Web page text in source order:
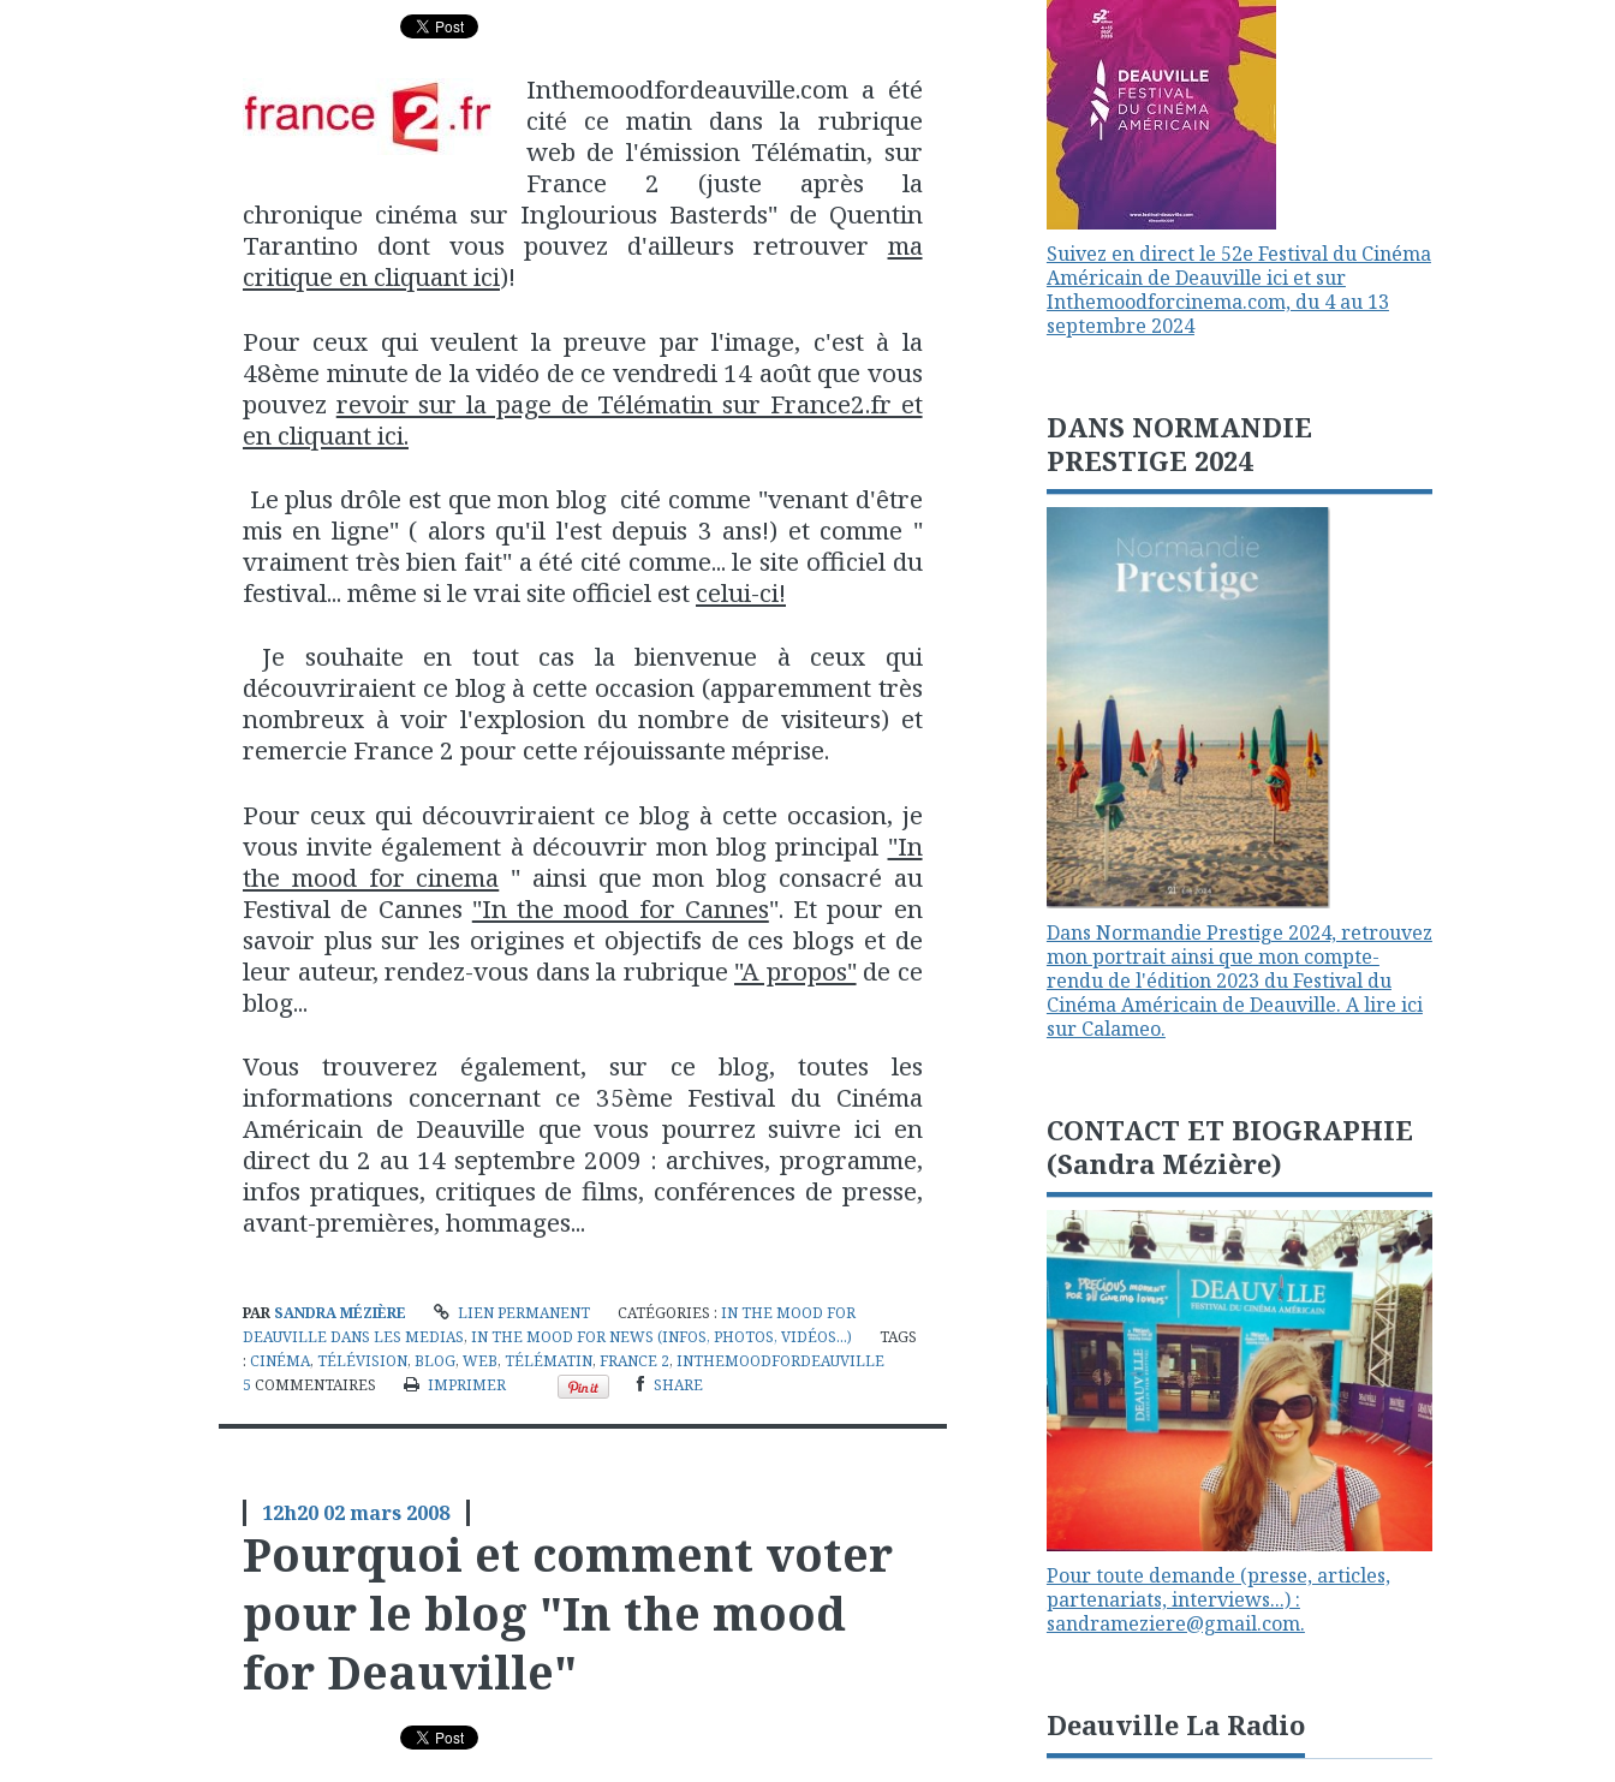
Inthemoodfordeauville.com a été
cité ce matin dans la rubrique
web de l'émission Télématin, sur
France 2 (juste après la
chronique cinéma sur Inglourious Basterds" de Quentin
Tarantino dont vous pouvez d'ailleurs retrouver ma
critique en cliquant ici)!
Pour ceux qui veulent la preuve par l'image, c'est à la
48ème minute de la vidéo de ce vendredi 14 août que vous
pouvez revoir sur la page de Télématin sur France2.fr et
en cliquant ici.
Le plus drôle est que mon blog cité comme "venant d'être
mis en ligne" ( alors qu'il l'est depuis 3 ans!) et comme "
vraiment très bien fait" a été cité comme... le site officiel du
festival... même si le vrai site officiel est celui-ci!
Je souhaite en tout cas la bienvenue à ceux qui
découvriraient ce blog à cette occasion (apparemment très
nombreux à voir l'explosion du nombre de visiteurs) et
remercie France 2 pour cette réjouissante méprise.
Pour ceux qui découvriraient ce blog à cette occasion, je
vous invite également à découvrir mon blog principal "In
the mood for cinema " ainsi que mon blog consacré au
Festival de Cannes "In the mood for Cannes". Et pour en
savoir plus sur les origines et objectifs de ces blogs et de
leur auteur, rendez-vous dans la rubrique "A propos"de ce
blog...
Vous trouverez également, sur ce blog, toutes les
informations concernant ce 35ème Festival du Cinéma
Américain de Deauville que vous pourrez suivre ici en
direct du 2 au 14 septembre 2009 : archives, programme,
infos pratiques, critiques de films, conférences de presse,
avant-premières, hommages...
PAR SANDRA MÉZIÈRE LIEN PERMANENT CATÉGORIES :IN THE MOOD FOR
DEAUVILLE DANS LES MEDIAS, IN THE MOOD FOR NEWS (INFOS, PHOTOS, VIDÉOS...)
TAGS
: CINÉMA, TÉLÉVISION, BLOG, WEB, TÉLÉMATIN, FRANCE 2, INTHEMOODFORDEAUVILLE
5 COMMENTAIRES IMPRIMER SHARE
12h20 02mars 2008
Pourquoi et comment voter
pour le blog "In the mood
for Deauville"
Suivez en direct le 52e Festival du Cinéma
Américain de Deauville ici et sur
Inthemoodforcinema.com, du 4 au 13
septembre 2024
DANS NORMANDIE
PRESTIGE 2024
Dans Normandie Prestige 2024, retrouvez
mon portrait ainsi que mon compte-
rendu de l'édition 2023 du Festival du
Cinéma Américain de Deauville. A lire ici
sur Calameo.
CONTACT ET BIOGRAPHIE
(Sandra Mézière)
Pour toute demande (presse, articles,
partenariats, interviews...) :
sandrameziere@gmail.com.
Deauville La Radio